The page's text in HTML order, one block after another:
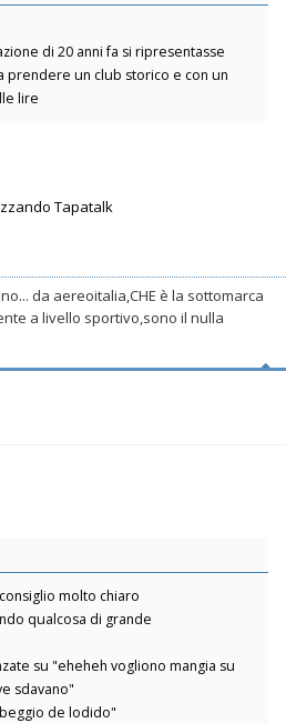
di 20 anni fa si ripresentasse
prendere un club storico e con un
lire
Tapatalk
da aereoitalia,CHE è la sottomarca
a livello sportivo,sono il nulla
molto chiaro
qualcosa di grande
su "eheheh vogliono mangia su
sdavano"
de lodido"